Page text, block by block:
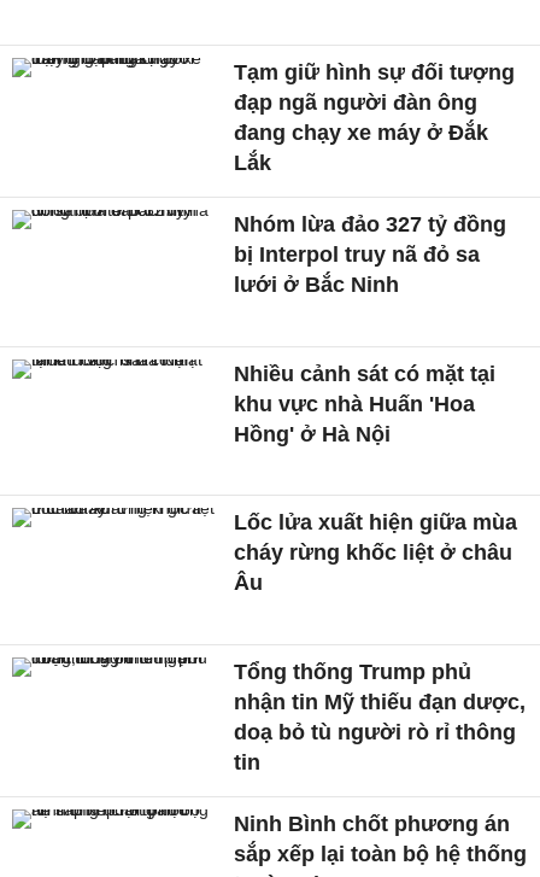
Tạm giữ hình sự đối tượng
đạp ngã người đàn ông
đang chạy xe máy ở Đắk
Lắk
Nhóm lừa đảo 327 tỷ đồng
bị Interpol truy nã đỏ sa
lưới ở Bắc Ninh
Nhiều cảnh sát có mặt tại
khu vực nhà Huấn 'Hoa
Hồng' ở Hà Nội
Lốc lửa xuất hiện giữa mùa
cháy rừng khốc liệt ở châu
Âu
Tổng thống Trump phủ
nhận tin Mỹ thiếu đạn dược,
doạ bỏ tù người rò rỉ thông
tin
Ninh Bình chốt phương án
sắp xếp lại toàn bộ hệ thống